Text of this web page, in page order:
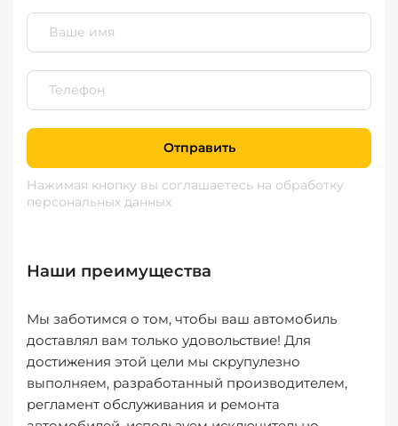
Отправить
Нажимая кнопку вы соглашаетесь на обработку
персональных данных
Наши преимущества
Мы заботимся о том, чтобы ваш автомобиль
доставлял вам только удовольствие! Для
достижения этой цели мы скрупулезно
выполняем, разработанный производителем,
регламент обслуживания и ремонта